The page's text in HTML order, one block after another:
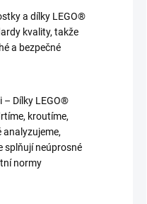
a dílky LEGO®
kvality, takže
a bezpečné
– Dílky LEGO®
kroutíme,
analyzujeme,
splňují neúprosné
normy